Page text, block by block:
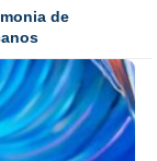
de